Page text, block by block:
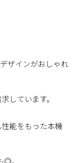
ザインがおしゃれ
しています。
能をもった本機